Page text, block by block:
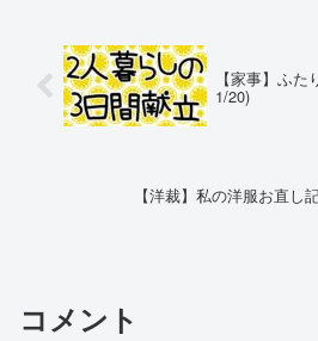
【家事】ふ
1/20)
【洋裁】私の洋服お直し
コメント